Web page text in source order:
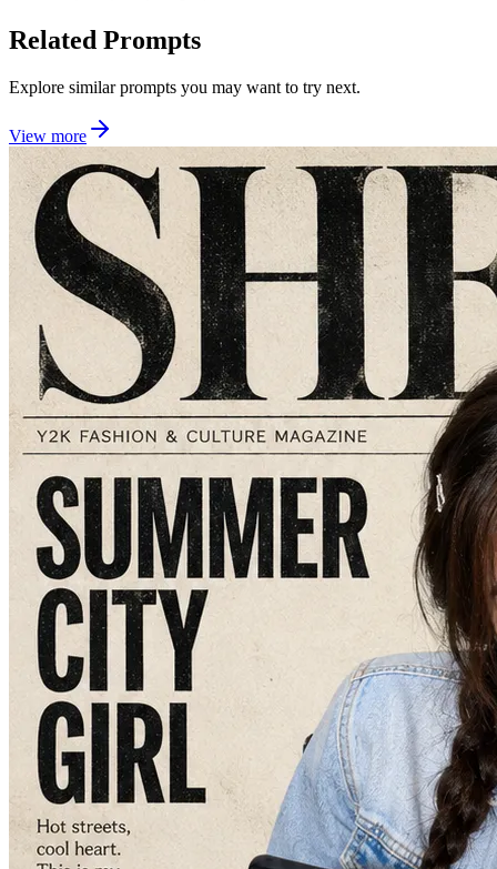
Related Prompts
Explore similar prompts you may want to try next.
View more